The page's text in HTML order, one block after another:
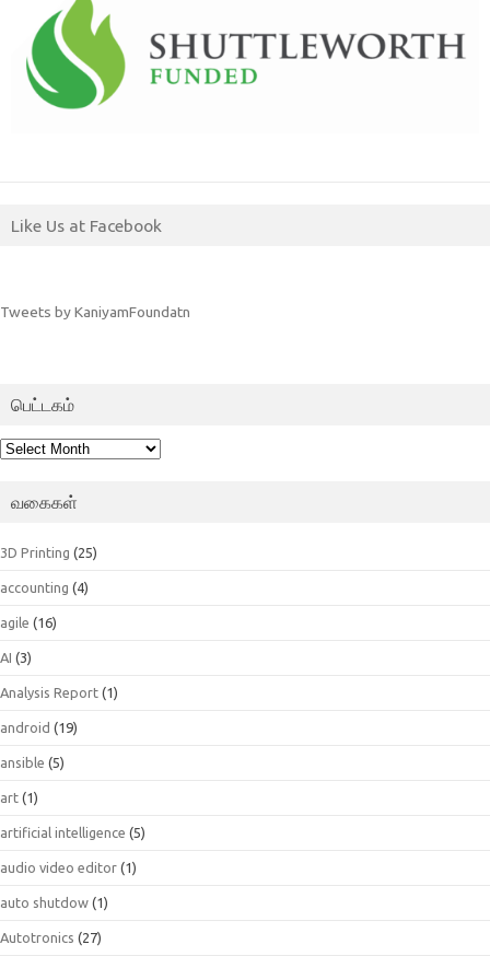
Like Us at Facebook
Tweets by KaniyamFoundatn
பெட்டகம்
பெட்டகம்
வகைகள்
3D Printing (25)
accounting (4)
agile (16)
AI (3)
Analysis Report (1)
android (19)
ansible (5)
art (1)
artificial intelligence (5)
audio video editor (1)
auto shutdow (1)
Autotronics (27)